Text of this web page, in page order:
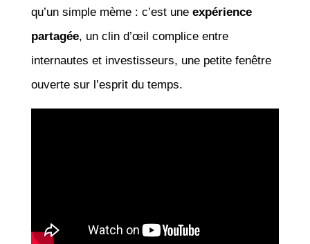
qu’un simple mème : c’est une expérience
partagée, un clin d’œil complice entre
internautes et investisseurs, une petite fenêtre
ouverte sur l’esprit du temps.